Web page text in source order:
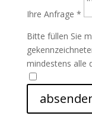
Ihre Anfrage *
Bitte füllen Sie
mindestens alle